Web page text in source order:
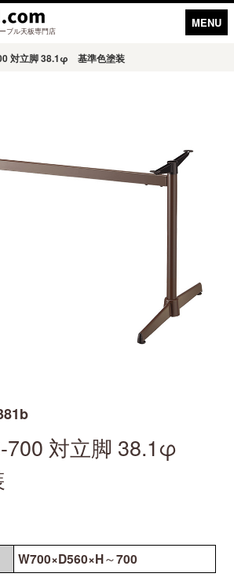
ブル天板専門店
MENU
対立脚 38.1φ 基準色塗装
700 対立脚 38.1φ
W700×D560×H～700